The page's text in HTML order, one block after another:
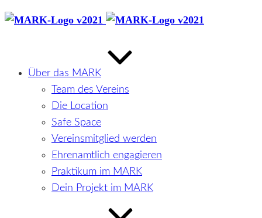
MARK
Über das MARK
Team des Vereins
Die Location
Safe Space
Vereinsmitglied werden
Ehrenamtlich engagieren
Praktikum im MARK
Dein Projekt im MARK